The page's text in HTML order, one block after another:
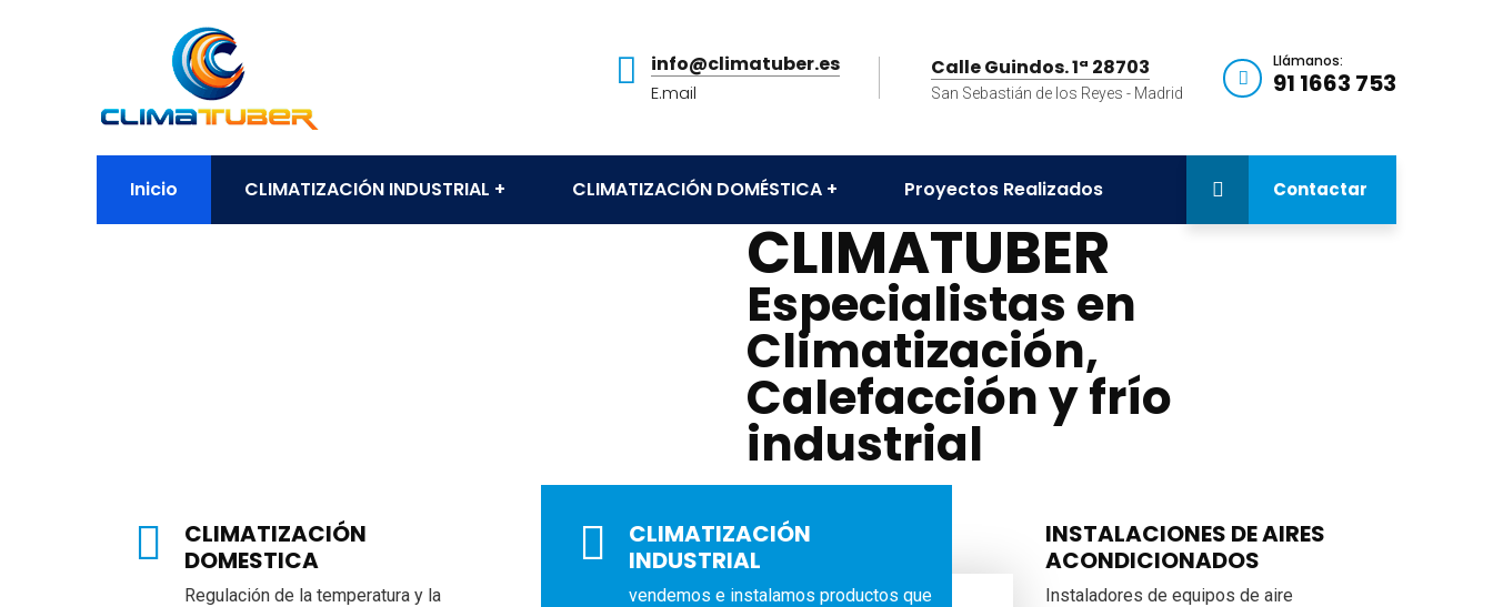
info@climatuber.es
E.mail
Calle Guindos. 1ª 28703
San Sebastián de los Reyes - Madrid
Llámanos:
91 1663 753
Inicio CLIMATIZACIÓN INDUSTRIAL CLIMATIZACIÓN DOMÉSTICA Proyectos Realizados Contactar
CLIMATUBER
Especialistas en
Climatización,
Calefacción y frío
industrial
CLIMATIZACIÓN
DOMESTICA
Regulación de la temperatura y la
CLIMATIZACIÓN
INDUSTRIAL
vendemos e instalamos productos que
INSTALACIONES DE AIRES
ACONDICIONADOS
Instaladores de equipos de aire